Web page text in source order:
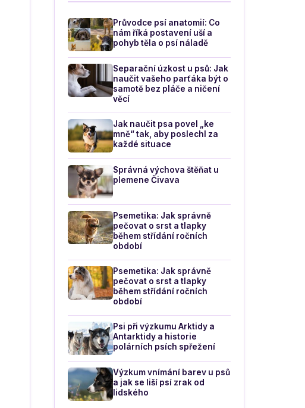
Průvodce psí anatomií: Co
nám říká postavení uší a
pohyb těla o psí náladě
Separační úzkost u psů: Jak
naučit vašeho parťáka být o
samotě bez pláče a ničení
věcí
Jak naučit psa povel „ke
mně“ tak, aby poslechl za
každé situace
Správná výchova štěňat u
plemene Čivava
Psemetika: Jak správně
pečovat o srst a tlapky
během střídání ročních
období
Psemetika: Jak správně
pečovat o srst a tlapky
během střídání ročních
období
Psi při výzkumu Arktidy a
Antarktidy a historie
polárních psích spřežení
Výzkum vnímání barev u psů
a jak se liší psí zrak od
lidského